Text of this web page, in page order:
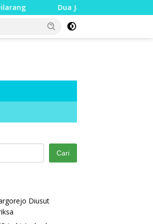
Dua Jari Putus akibat Dugaan Bullying,
Cari
Diusut